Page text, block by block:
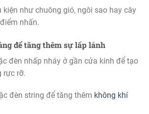
kiện như chuông gió, ngôi sao hay cây
nhấn.
để tăng thêm sự lấp lánh
đèn nhấp nháy ở gần cửa kính để tạo
rực rỡ.
đèn string để tăng thêm không khí